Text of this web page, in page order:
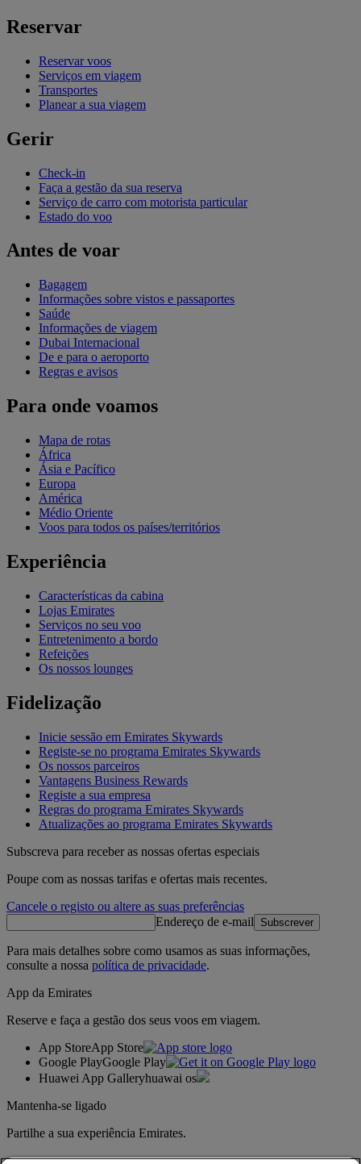
Reservar
Reservar voos
Serviços em viagem
Transportes
Planear a sua viagem
Gerir
Check-in
Faça a gestão da sua reserva
Serviço de carro com motorista particular
Estado do voo
Antes de voar
Bagagem
Informações sobre vistos e passaportes
Saúde
Informações de viagem
Dubai Internacional
De e para o aeroporto
Regras e avisos
Para onde voamos
Mapa de rotas
África
Ásia e Pacífico
Europa
América
Médio Oriente
Voos para todos os países/territórios
Experiência
Características da cabina
Lojas Emirates
Serviços no seu voo
Entretenimento a bordo
Refeições
Os nossos lounges
Fidelização
Inicie sessão em Emirates Skywards
Registe-se no programa Emirates Skywards
Os nossos parceiros
Vantagens Business Rewards
Registe a sua empresa
Regras do programa Emirates Skywards
Atualizações ao programa Emirates Skywards
Subscreva para receber as nossas ofertas especiais
Poupe com as nossas tarifas e ofertas mais recentes.
Cancele o registo ou altere as suas preferências
Endereço de e-mail
Subscrever
Para mais detalhes sobre como usamos as suas informações,
consulte a nossa política de privacidade.
App da Emirates
Reserve e faça a gestão dos seus voos em viagem.
App StoreApp Store
Google PlayGoogle Play
Huawei App Galleryhuawai os
Mantenha-se ligado
Partilhe a sua experiência Emirates.